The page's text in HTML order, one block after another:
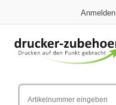
Anmelden